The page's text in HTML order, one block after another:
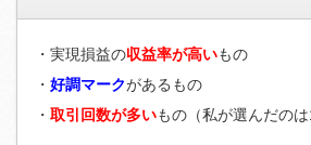
・実現損益の収益率が高いもの
・ 好調マークがあるもの
・ 取引回数が多いもの（私が選んだのは